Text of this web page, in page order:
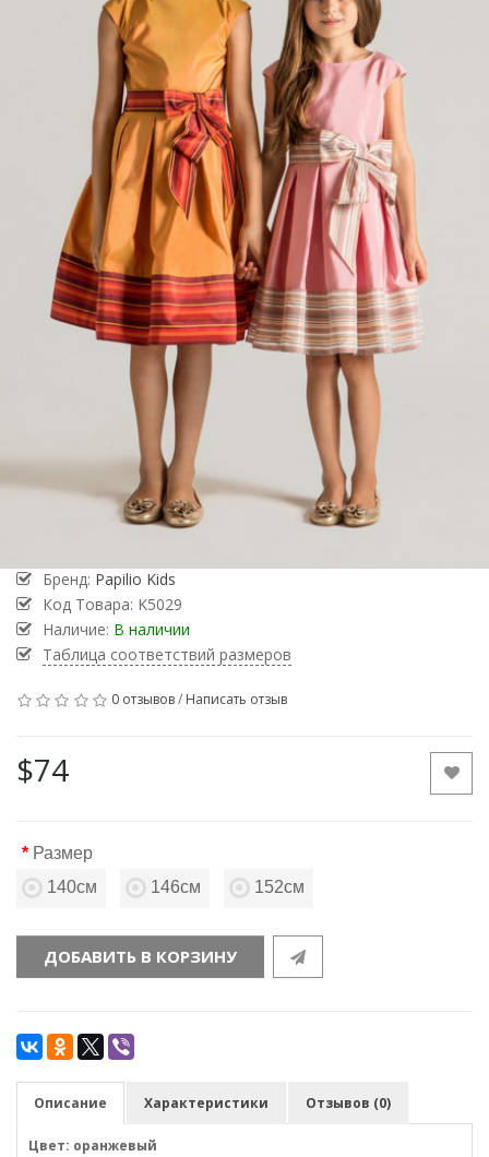
Бренд: Papilio Kids
Код Товара: K5029
Наличие: В наличии
Таблица соответствий размеров
0 отзывов/ Написать отзыв
$74
Размер
140см
146см 152см
ДОБАВИТЬ В КОРЗИНУ
Описание Характеристики Отзывов (0)
Цвет: оранжевый